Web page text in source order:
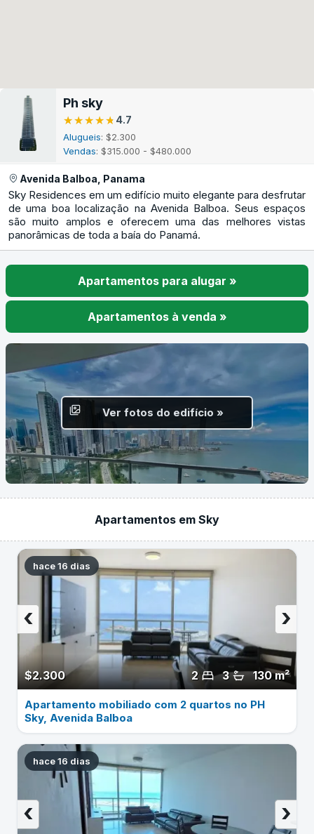
Ph sky
★★★★★
★★★★★ 4.7
Alugueis: $2.300
Vendas: $315.000 - $480.000
Avenida Balboa, Panama
Sky Residences em um edifício muito elegante para desfrutar
de uma boa localização na Avenida Balboa. Seus espaços
são muito amplos e oferecem uma das melhores vistas
panorâmicas de toda a baía do Panamá.
Apartamentos para alugar »
Apartamentos à venda »
Ver fotos do edifício »
Apartamentos em Sky
hace 16 dias
$2.300 130 m²
3
2
›
‹
Apartamento mobiliado com 2 quartos no PH
Sky, Avenida Balboa
hace 16 dias
›
‹